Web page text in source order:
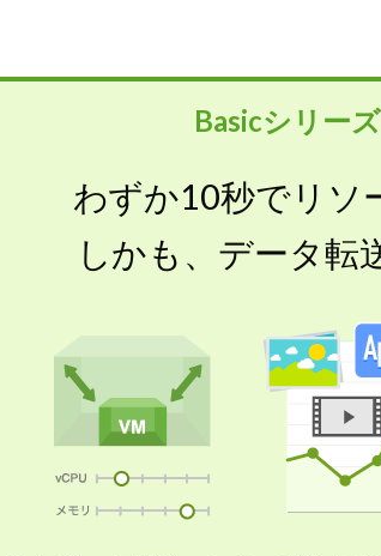
Basicシリーズ
わずか10秒でリソ
しかも、データ転